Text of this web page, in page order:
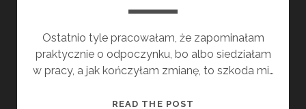
W
T
Ostatnio tyle pracowałam, że zapominałam
praktycznie o odpoczynku, bo albo siedziałam
w pracy, a jak kończyłam zmianę, to szkoda mi…
READ THE POST